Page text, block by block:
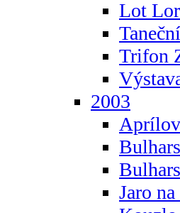
Lot
Trifon
2003
Jaro